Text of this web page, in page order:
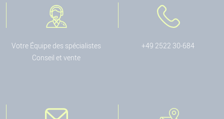
Votre Équipe des spécialistes
Conseil et vente
+49 2522 30-684